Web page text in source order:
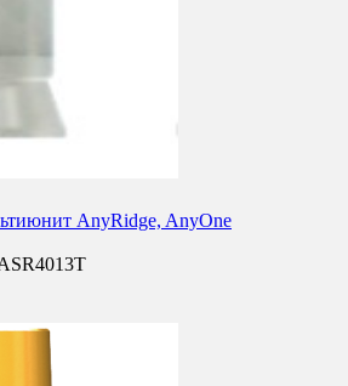
AnyRidge, AnyOne